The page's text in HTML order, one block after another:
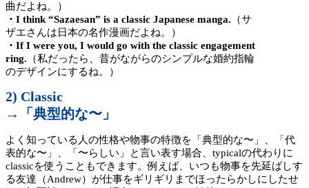
曲だよね。）
・I think “Sazaesan” is a classic Japanese manga. （サ
ザエさんは日本の名作漫画だよね。）
・If I were you, I would go with the classic engagement
ring. （私だったら、昔がながらのシンプルな婚約指輪
のデザインにするね。）
2) Classic
→「典型的な〜」
よく知っている人の性格や物事の特徴を「典型的な〜」、「代
表的な〜」、「〜らしい」と言い表す場合、typicalの代わりに
classicを使うこともできます。例えば、いつも物事を先延ばしす
る友達（Andrew）が仕事をギリギリまでほったらかしにしたせ